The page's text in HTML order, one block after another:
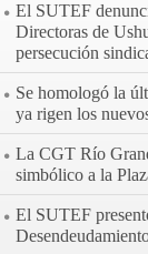
El SUTEF
Directoras de
persecución
Se homologó la
ya rigen los
La CGT Río
simbólico a la
El SUTEF